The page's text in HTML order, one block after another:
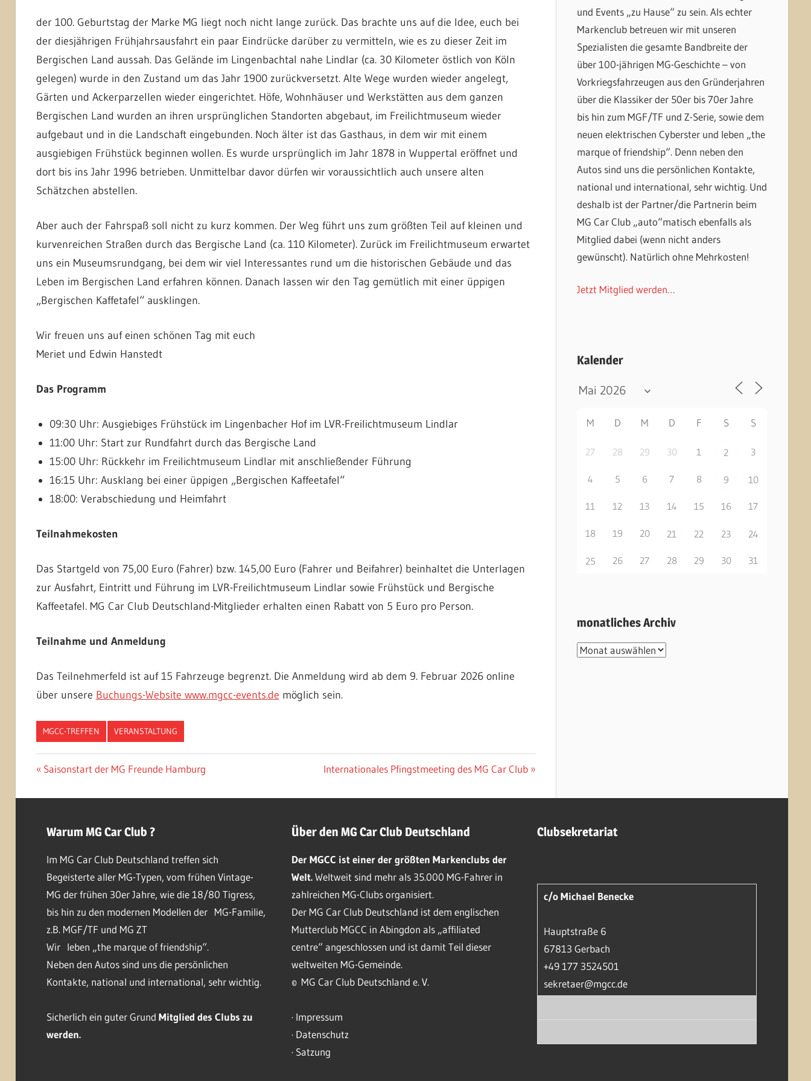
der 100. Geburtstag der Marke MG liegt noch nicht lange zurück. Das brachte uns auf die Idee, euch bei
der diesjährigen Frühjahrsausfahrt ein paar Eindrücke darüber zu vermitteln, wie es zu dieser Zeit im
Bergischen Land aussah. Das Gelände im Lingenbachtal nahe Lindlar (ca. 30 Kilometer östlich von Köln
gelegen) wurde in den Zustand um das Jahr 1900 zurückversetzt. Alte Wege wurden wieder angelegt,
Gärten und Ackerparzellen wieder eingerichtet. Höfe, Wohnhäuser und Werkstätten aus dem ganzen
Bergischen Land wurden an ihren ursprünglichen Standorten abgebaut, im Freilichtmuseum wieder
aufgebaut und in die Landschaft eingebunden. Noch älter ist das Gasthaus, in dem wir mit einem
ausgiebigen Frühstück beginnen wollen. Es wurde ursprünglich im Jahr 1878 in Wuppertal eröffnet und
dort bis ins Jahr 1996 betrieben. Unmittelbar davor dürfen wir voraussichtlich auch unsere alten
Schätzchen abstellen.
Aber auch der Fahrspaß soll nicht zu kurz kommen. Der Weg führt uns zum größten Teil auf kleinen und
kurvenreichen Straßen durch das Bergische Land (ca. 110 Kilometer). Zurück im Freilichtmuseum erwartet
uns ein Museumsrundgang, bei dem wir viel Interessantes rund um die historischen Gebäude und das
Leben im Bergischen Land erfahren können. Danach lassen wir den Tag gemütlich mit einer üppigen
„Bergischen Kaffetafel“ ausklingen.
Wir freuen uns auf einen schönen Tag mit euch
Meriet und Edwin Hanstedt
Das Programm
09:30 Uhr: Ausgiebiges Frühstück im Lingenbacher Hof im LVR-Freilichtmuseum Lindlar
11:00 Uhr: Start zur Rundfahrt durch das Bergische Land
15:00 Uhr: Rückkehr im Freilichtmuseum Lindlar mit anschließender Führung
16:15 Uhr: Ausklang bei einer üppigen „Bergischen Kaffeetafel“
18:00: Verabschiedung und Heimfahrt
Teilnahmekosten
Das Startgeld von 75,00 Euro (Fahrer) bzw. 145,00 Euro (Fahrer und Beifahrer) beinhaltet die Unterlagen
zur Ausfahrt, Eintritt und Führung im LVR-Freilichtmuseum Lindlar sowie Frühstück und Bergische
Kaffeetafel. MG Car Club Deutschland-Mitglieder erhalten einen Rabatt von 5 Euro pro Person.
Teilnahme und Anmeldung
Das Teilnehmerfeld ist auf 15 Fahrzeuge begrenzt. Die Anmeldung wird ab dem 9. Februar 2026 online
über unsere Buchungs-Website www.mgcc-events.de möglich sein.
MGCC-TREFFEN VERANSTALTUNG
Beitragsnavigation
Vorheriger
Saisonstart der MG Freunde Hamburg
Nächster
Internationales Pfingstmeeting des MG Car Club
und Events „zu Hause“ zu sein. Als echter
Markenclub betreuen wir mit unseren
Spezialisten die gesamte Bandbreite der
über 100-jährigen MG-Geschichte – von
Vorkriegsfahrzeugen aus den Gründerjahren
über die Klassiker der 50er bis 70er Jahre
bis hin zum MGF/TF und Z-Serie, sowie dem
neuen elektrischen Cyberster und leben „the
marque of friendship“. Denn neben den
Autos sind uns die persönlichen Kontakte,
national und international, sehr wichtig. Und
deshalb ist der Partner/die Partnerin beim
MG Car Club „auto“matisch ebenfalls als
Mitglied dabei (wenn nicht anders
gewünscht). Natürlich ohne Mehrkosten!
Jetzt Mitglied werden…
Kalender
M D M D F S S
27 28 29 30 1 2 3
4 5 6 7 8 9 10
11 12 13 14 15 16 17
18 19 20 21 22 23 24
25 26 27 28 29 30 31
monatliches Archiv
monatliches
Warum MG Car Club ?
Im MG Car Club Deutschland treffen sich
Begeisterte aller MG-Typen, vom frühen Vintage-
MG der frühen 30er Jahre, wie die 18/80 Tigress,
bis hin zu den modernen Modellen der MG-Familie,
z.B. MGF/TF und MG ZT
Wir leben „the marque of friendship“.
Neben den Autos sind uns die persönlichen
Kontakte, national und international, sehr wichtig.
Sicherlich ein guter Grund Mitglied des Clubs zu
werden.
Über den MG Car Club Deutschland
Der MGCC ist einer der größten Markenclubs der
Welt.Weltweit sind mehr als 35.000 MG-Fahrer in
zahlreichen MG-Clubs organisiert.
Der MG Car Club Deutschland ist dem englischen
Mutterclub MGCC in Abingdon als „affiliated
centre“ angeschlossen und ist damit Teil dieser
weltweiten MG-Gemeinde.
© MG Car Club Deutschland e. V.
· Impressum
· Datenschutz
· Satzung
Clubsekretariat
c/o Michael Benecke
Hauptstraße 6
67813 Gerbach
+49 177 3524501
sekretaer@mgcc.de